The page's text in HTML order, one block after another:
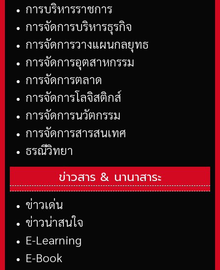
การบริหารราชการ
การจัดการบริหารธุรกิจ
การจัดการวางแผนกลยุทธ
การจัดการอุตสาหกรรม
การจัดการตลาด
การจัดการโลจิสติกส์
การจัดการนวัตกรรม
การจัดการสารสนเทศ
ธรณีวิทยา
ข่าวสาร & นานาสาระ
ข่าวเด่น
ข่าวน่าสนใจ
E-Learning
E-Book